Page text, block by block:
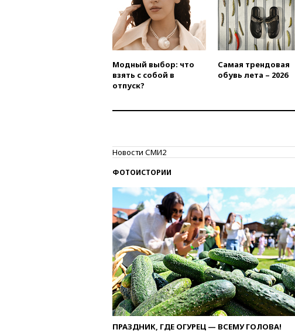
Модный выбор: что
взять с собой в
отпуск?
Самая трендовая
обувь лета – 2026
Новости СМИ2
ФОТОИСТОРИИ
ПРАЗДНИК, ГДЕ ОГУРЕЦ — ВСЕМУ ГОЛОВА!